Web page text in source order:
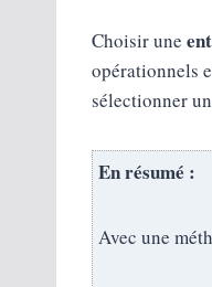
Choisir une
opérationnels
sélectionner
En résumé :
Avec une